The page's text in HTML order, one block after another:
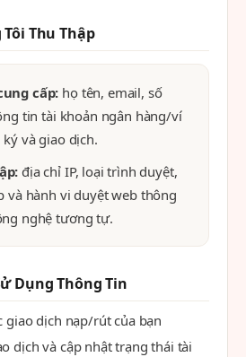
Thu Thập
cấp: họ tên, email, số
tin tài khoản ngân hàng/ví
và giao dịch.
địa chỉ IP, loại trình duyệt,
và hành vi duyệt web thông
nghệ tương tự.
Dụng Thông Tin
giao dịch nạp/rút của bạn
dịch và cập nhật trạng thái tài